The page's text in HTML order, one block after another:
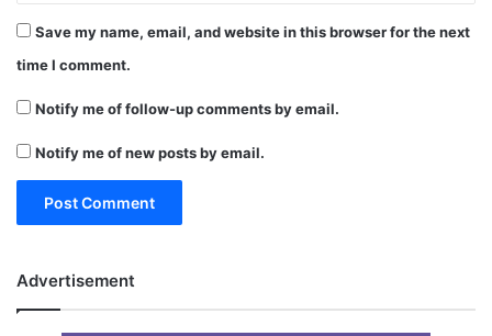
Save my name, email, and website in this browser for the next
time I comment.
Notify me of follow-up comments by email.
Notify me of new posts by email.
Advertisement